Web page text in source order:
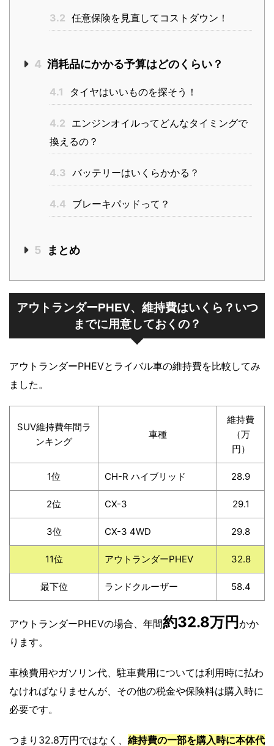
3.2 任意保険を見直してコストダウン！
4 消耗品にかかる予算はどのくらい？
4.1 タイヤはいいものを探そう！
4.2 エンジンオイルってどんなタイミングで
換えるの？
4.3 バッテリーはいくらかかる？
4.4 ブレーキパッドって？
5 まとめ
アウトランダーPHEV、維持費はいくら？いつ
までに用意しておくの？
アウトランダーPHEVとライバル車の維持費を比較してみ
ました。
SUV維持費年間ラ
ンキング
車種
維持費
（万
円）
1位 CH-R ハイブリッド 28.9
2位 CX-3 29.1
3位 CX-3 4WD 29.8
11位 アウトランダーPHEV 32.8
最下位 ランドクルーザー 58.4
アウトランダーPHEVの場合、年間約32.8万円 かか
ります。
車検費用やガソリン代、駐車費用については利用時に払わ
なければなりませんが、その他の税金や保険料は購入時に
必要です。
つまり32.8万円ではなく、 維持費の一部を購入時に本体代